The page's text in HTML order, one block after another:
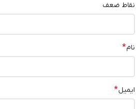
نقاط ضعف
نام*
ایمیل*